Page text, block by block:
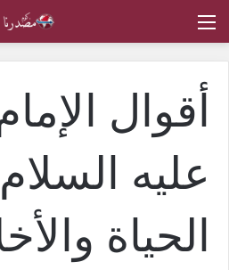
القائمة
أقوال
عليه
الحياة